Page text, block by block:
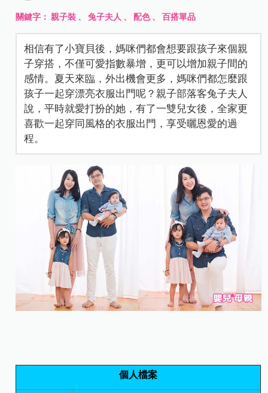
關鍵字：親子裝 、兔子夫人 、配色、百搭單品
相信有了小寶貝後，媽咪們都會想要跟孩子來個親
子穿搭，不僅可愛指數暴增，更可以增加親子間的
感情。夏天來臨，外出機會更多，媽咪們都怎麼跟
孩子一起穿漂亮衣服出門呢？親子部落客兔子夫人
說，平時就愛打扮的她，有了一雙兒女後，全家更
喜歡一起穿同風格的衣服出門，享受曬恩愛的過
程。
個人檔案